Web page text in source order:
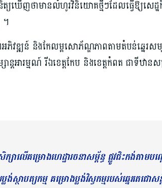
ឃើញ​ថា​​មានលំហូរ​វិនិយោគ​ថ្មីៗ​ដែលធ្វើឱ្យ​សេដ្ឋកិច្
។
ភិវឌ្ឍន៍ និងកែលម្អ​សោភ័ណ្ឌភាព​តាមតំបន់ឆ្នេរសមុ
ន្ត​អារម្មណ៍ រីឯខេត្ត​កែប និងខេត្ត​កំពត​ ជាទីឋា
ា​លើ​គម្រោង​ហេដ្ឋារចនាសម្ព័ន្ធ ផ្លូវជិះកង់តាមប
ស្ថាបត្យ​កម្ម​ គម្រោ​ងប្លង់​វិស្វកម្ម​របស់​ឆ្នេរ​តេជោ​